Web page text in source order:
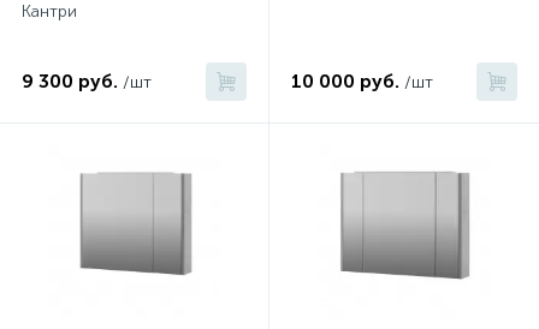
Кантри
9 300 руб. /шт 10 000 руб. /шт